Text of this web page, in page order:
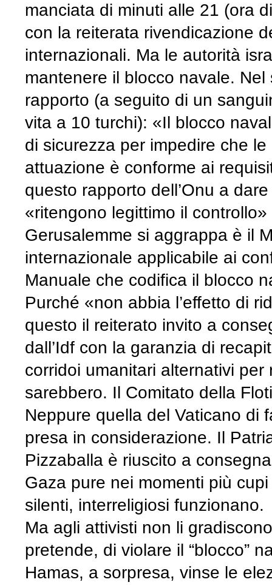
manciata di minuti alle 21 (ora
con la reiterata rivendicazione
internazionali. Ma le autorità
mantenere il blocco navale.
rapporto (a seguito di un
vita a 10 turchi): «Il blocco
di sicurezza per impedire che
attuazione è conforme ai
questo rapporto dell’Onu a
«ritengono legittimo il
Gerusalemme si aggrappa è il
internazionale applicabile ai
Manuale che codifica il blocco
Purché «non abbia l’effetto di
questo il reiterato invito a
dall’Idf con la garanzia di
corridoi umanitari alternativi
sarebbero. Il Comitato della
Neppure quella del Vaticano di
presa in considerazione. Il
Pizzaballa è riuscito a
Gaza pure nei momenti più
silenti, interreligiosi funzionano.
Ma agli attivisti non li
pretende, di violare il “blocco”
Hamas, a sorpresa, vinse le